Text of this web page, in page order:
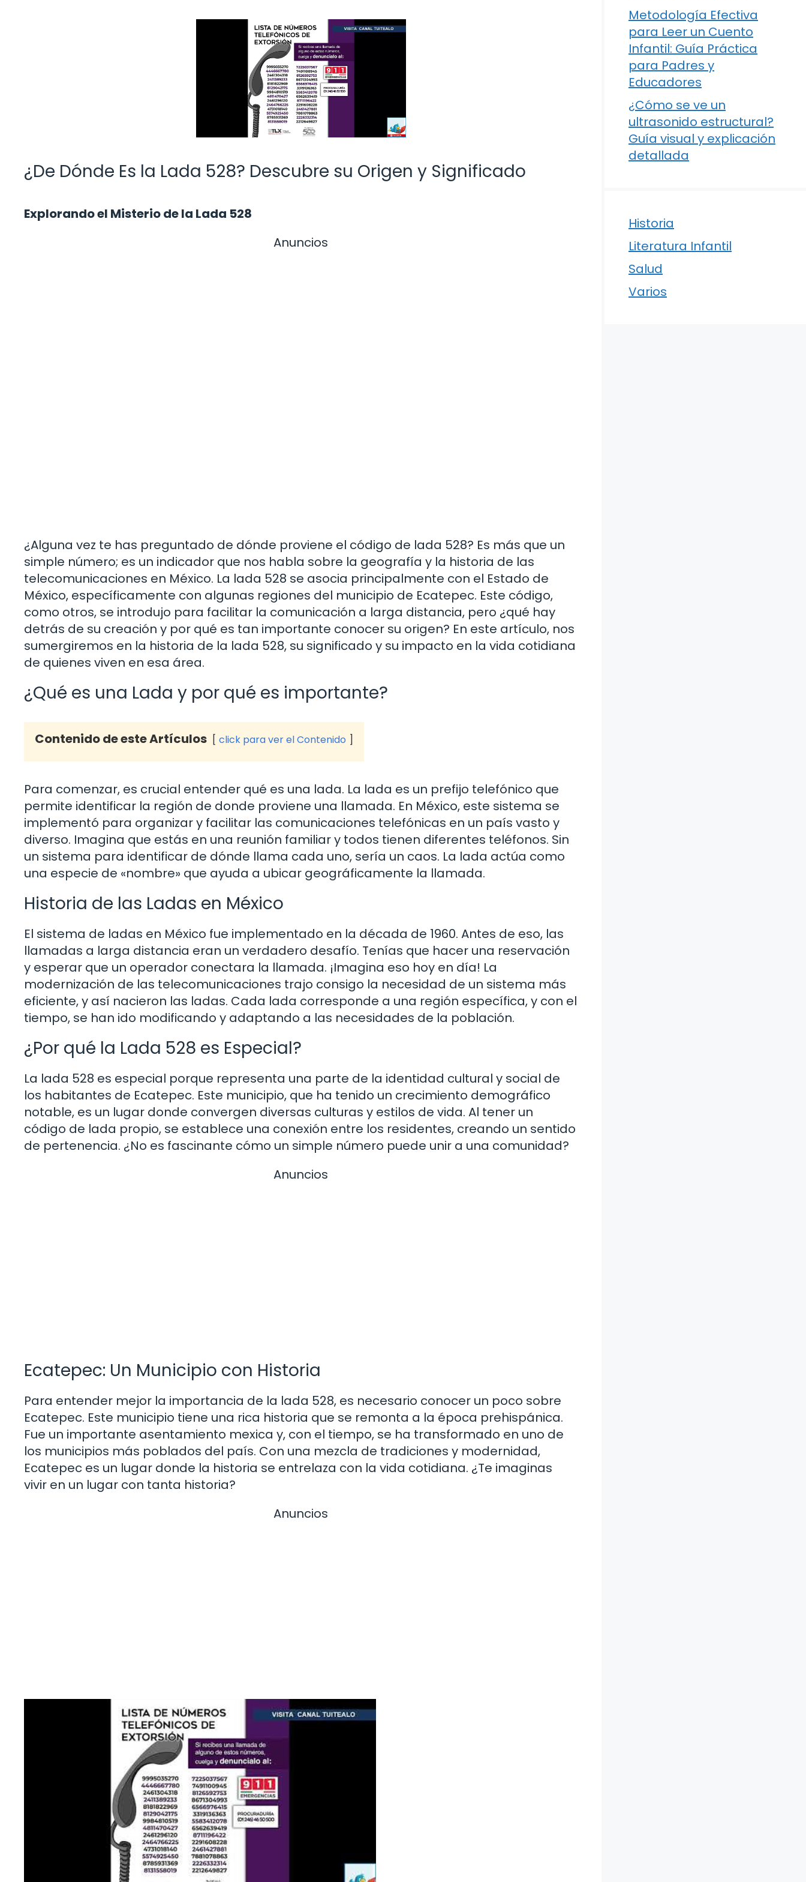
¿De Dónde Es la Lada 528? Descubre su Origen y Significado
Explorando el Misterio de la Lada 528
Anuncios
¿Alguna vez te has preguntado de dónde proviene el código de lada 528? Es más que un
simple número; es un indicador que nos habla sobre la geografía y la historia de las
telecomunicaciones en México. La lada 528 se asocia principalmente con el Estado de
México, específicamente con algunas regiones del municipio de Ecatepec. Este código,
como otros, se introdujo para facilitar la comunicación a larga distancia, pero ¿qué hay
detrás de su creación y por qué es tan importante conocer su origen? En este artículo, nos
sumergiremos en la historia de la lada 528, su significado y su impacto en la vida cotidiana
de quienes viven en esa área.
¿Qué es una Lada y por qué es importante?
Contenido de este Artículos click para ver el Contenido
Para comenzar, es crucial entender qué es una lada. La lada es un prefijo telefónico que
permite identificar la región de donde proviene una llamada. En México, este sistema se
implementó para organizar y facilitar las comunicaciones telefónicas en un país vasto y
diverso. Imagina que estás en una reunión familiar y todos tienen diferentes teléfonos. Sin
un sistema para identificar de dónde llama cada uno, sería un caos. La lada actúa como
una especie de «nombre» que ayuda a ubicar geográficamente la llamada.
Historia de las Ladas en México
El sistema de ladas en México fue implementado en la década de 1960. Antes de eso, las
llamadas a larga distancia eran un verdadero desafío. Tenías que hacer una reservación
y esperar que un operador conectara la llamada. ¡Imagina eso hoy en día! La
modernización de las telecomunicaciones trajo consigo la necesidad de un sistema más
eficiente, y así nacieron las ladas. Cada lada corresponde a una región específica, y con el
tiempo, se han ido modificando y adaptando a las necesidades de la población.
¿Por qué la Lada 528 es Especial?
La lada 528 es especial porque representa una parte de la identidad cultural y social de
los habitantes de Ecatepec. Este municipio, que ha tenido un crecimiento demográfico
notable, es un lugar donde convergen diversas culturas y estilos de vida. Al tener un
código de lada propio, se establece una conexión entre los residentes, creando un sentido
de pertenencia. ¿No es fascinante cómo un simple número puede unir a una comunidad?
Anuncios
Ecatepec: Un Municipio con Historia
Para entender mejor la importancia de la lada 528, es necesario conocer un poco sobre
Ecatepec. Este municipio tiene una rica historia que se remonta a la época prehispánica.
Fue un importante asentamiento mexica y, con el tiempo, se ha transformado en uno de
los municipios más poblados del país. Con una mezcla de tradiciones y modernidad,
Ecatepec es un lugar donde la historia se entrelaza con la vida cotidiana. ¿Te imaginas
vivir en un lugar con tanta historia?
Anuncios
Metodología Efectiva
para Leer un Cuento
Infantil: Guía Práctica
para Padres y
Educadores
¿Cómo se ve un
ultrasonido estructural?
Guía visual y explicación
detallada
Historia
Literatura Infantil
Salud
Varios